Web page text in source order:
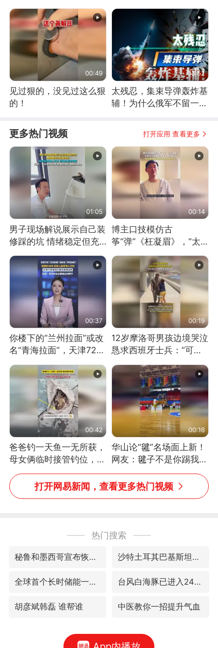
00:49
见过狠的，没见过这么狠
的！
03:52
太残忍，集束导弹轰炸基
辅！为什么俄军不留一手
更多热门视频 打开应用 查看更多
01:05
男子现场解说展示自己装
修踩的坑 情绪稳定但充
满无奈 每处都有精心设
计 但每处都有瑕疵 网
友：一开始我没笑 但看
到洗手盆我没绷住
00:14
博主口技模仿古
筝“弹”《枉凝眉》，“太
像了～你是吃古筝长大的
吗？”“或将成为首位考级
不带古筝的选手。”（来
源：新华每日电讯）
00:37
你楼下的“兰州拉面”或改
名“青海拉面”，天津72家
面馆已集体更换招牌
00:19
12岁摩洛哥男孩边境哭泣
恳求西班牙士兵：“可不
可以不要把我遣返回国”
00:42
爸爸钓一天鱼一无所获，
母女俩临时接管钓位，用
玩具鱼竿钓上大鱼
00:16
华山论“毽”名场面上新！
网友：毽子不是你踢我
捡，我踢你捡吗
打开网易新闻，查看更多热门视频
热门搜索
秘鲁和墨西哥宣布恢复外交关系 沙特土耳其巴基斯坦签署共同防务协议
全球首个长时储能一体化产业园量产 台风白海豚已进入24小时警戒线
胡彦斌韩磊 谁帮谁 中医教你一招提升气血